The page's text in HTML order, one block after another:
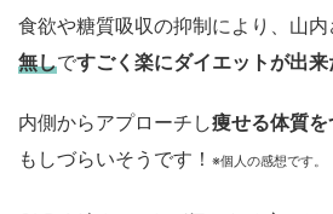
食欲や糖質吸収の抑制により、山内
無しですごく楽にダイエットが出来
内側からアプローチし痩せる体質を
もしづらいそうです！ ※個人の感想です。